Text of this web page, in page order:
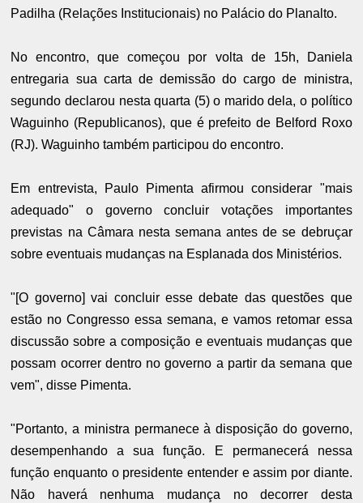
Padilha (Relações Institucionais) no Palácio do Planalto.
No encontro, que começou por volta de 15h, Daniela
entregaria sua carta de demissão do cargo de ministra,
segundo declarou nesta quarta (5) o marido dela, o político
Waguinho (Republicanos), que é prefeito de Belford Roxo
(RJ). Waguinho também participou do encontro.
Em entrevista, Paulo Pimenta afirmou considerar "mais
adequado" o governo concluir votações importantes
previstas na Câmara nesta semana antes de se debruçar
sobre eventuais mudanças na Esplanada dos Ministérios.
"[O governo] vai concluir esse debate das questões que
estão no Congresso essa semana, e vamos retomar essa
discussão sobre a composição e eventuais mudanças que
possam ocorrer dentro no governo a partir da semana que
vem", disse Pimenta.
"Portanto, a ministra permanece à disposição do governo,
desempenhando a sua função. E permanecerá nessa
função enquanto o presidente entender e assim por diante.
Não haverá nenhuma mudança no decorrer desta